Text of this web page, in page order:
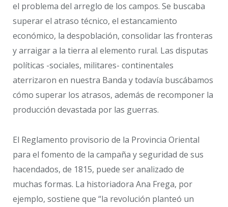
el problema del arreglo de los campos. Se buscaba
superar el atraso técnico, el estancamiento
económico, la despoblación, consolidar las fronteras
y arraigar a la tierra al elemento rural. Las disputas
políticas -sociales, militares- continentales
aterrizaron en nuestra Banda y todavía buscábamos
cómo superar los atrasos, además de recomponer la
producción devastada por las guerras.
El Reglamento provisorio de la Provincia Oriental
para el fomento de la campaña y seguridad de sus
hacendados, de 1815, puede ser analizado de
muchas formas. La historiadora Ana Frega, por
ejemplo, sostiene que “la revolución planteó un